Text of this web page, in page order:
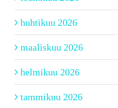
huhtikuu 2026
maaliskuu 2026
helmikuu 2026
tammikuu 2026